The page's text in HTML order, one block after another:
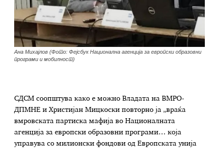
Ана Михајлов (Фото: Фејсбук Национална агенција за европски образовни
програми и мобилност)
СДСМ соопштува како е можно Владата на ВМРО-
ДПМНЕ и Христијан Мицкоски повторно ја „враќа
вмровската партиска мафија во Националната
агенција за европски образовни програми… која
управува со милионски фондови од Европската унија